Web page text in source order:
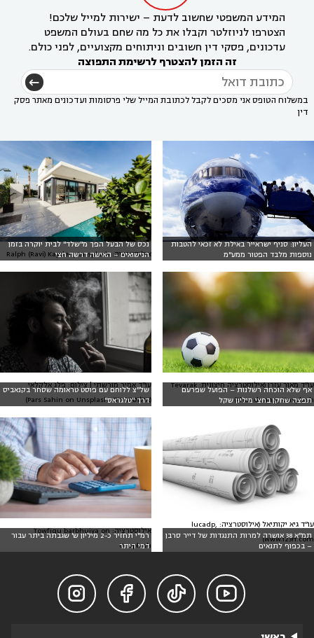
המידע המשפטי שחשוב לדעת – ישירות למייל שלכם!
הצטרפו לניוזלטר וקבלו את כל מה שחם בעולם המשפט
עדכונים, פסקי דין חשובים וניתוחים מקצועיים, לפני כולם.
זה הזמן להצטרף לרשימת התפוצה
במשלוח הטופס אני מסכים לקבל לכתובת המייל שלי פרסומות ועדכונים מאתר פסק
דין
העליון: סניף ישראייר באילת לא זכאי להטבות
נוספות מלבד הפטור ממע"מ
נכס של הבעל הפך מ"שלד" לבית יוקרה בזמן
הנישואים – האישה דרשה חצי
אילוסטרציה: Ralph (Ravi) Kayden, Unsplash
אף שלא הוכחה רשלנות – הפועל שפרעם
תפצה שחקן בחצי מיליון שקל
עו״ד מאור עזרן (אילוסטרציה חיצונית: Tevarak
Phanduang, Unsplash)
של"צ ללוחם עם פוסט טראומה שסחר בקנאביס
דרך "טלגראס"
עו"ד אמיר מורשתי | צילום: פלג אלקלאי
(אילוסטרציה: Pars Sahin on Unsplash)
תמ"א 38 אושרה למרות התנגדות של דייר סרבן
– בכפוף לתנאים
עו״ד גיא יקותיאל (אילוסטרציה: lucadp,
www.123rf.com)
רמ"י תחזיר כ-2 מיליון ש' שגבתה ביתר עבור
דמי היתר
אילוסטרציה: Towfiqu barbhuiya on
Unsplash



